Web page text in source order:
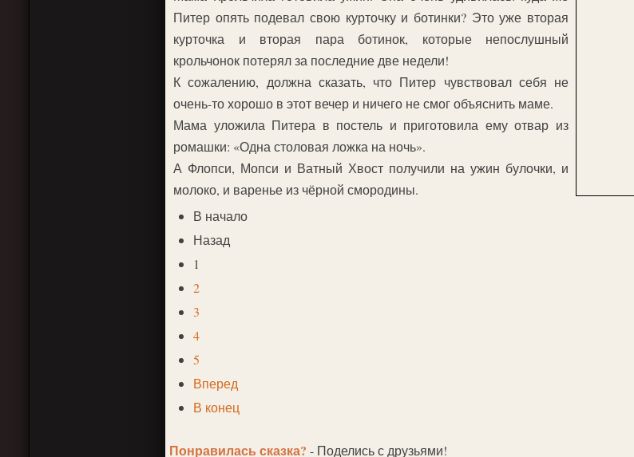
Питер опять подевал свою курточку и ботинки? Это уже вторая
курточка и вторая пара ботинок, которые непослушный
крольчонок потерял за последние две недели!
К сожалению, должна сказать, что Питер чувствовал себя не
очень-то хорошо в этот вечер и ничего не смог объяснить маме.
Мама уложила Питера в постель и приготовила ему отвар из
ромашки: «Одна столовая ложка на ночь».
А Флопси, Мопси и Ватный Хвост получили на ужин булочки, и
молоко, и варенье из чёрной смородины.
В начало
Назад
1
2
3
4
5
Вперед
В конец
Понравилась сказка? - Поделись с друзьями!